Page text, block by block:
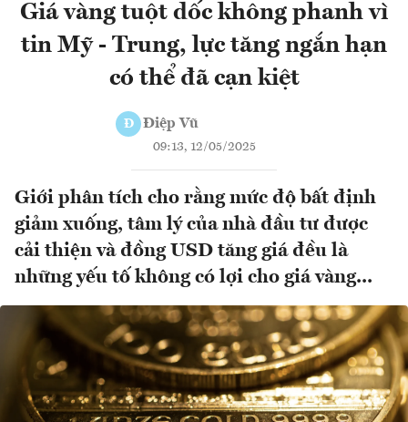
Giá vàng tuột dốc không phanh vì
tin Mỹ - Trung, lực tăng ngắn hạn
có thể đã cạn kiệt
Đ Điệp Vũ
09:13, 12/05/2025
Giới phân tích cho rằng mức độ bất định
giảm xuống, tâm lý của nhà đầu tư được
cải thiện và đồng USD tăng giá đều là
những yếu tố không có lợi cho giá vàng...